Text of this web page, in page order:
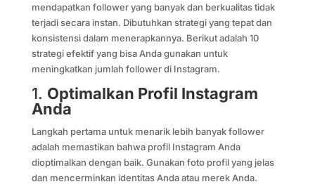
mendapatkan follower yang banyak dan berkualitas tidak
terjadi secara instan. Dibutuhkan strategi yang tepat dan
konsistensi dalam menerapkannya. Berikut adalah 10
strategi efektif yang bisa Anda gunakan untuk
meningkatkan jumlah follower di Instagram.
1. Optimalkan Profil Instagram
Anda
Langkah pertama untuk menarik lebih banyak follower
adalah memastikan bahwa profil Instagram Anda
dioptimalkan dengan baik. Gunakan foto profil yang jelas
dan mencerminkan identitas Anda atau merek Anda.